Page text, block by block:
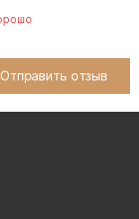
Отправить отзыв